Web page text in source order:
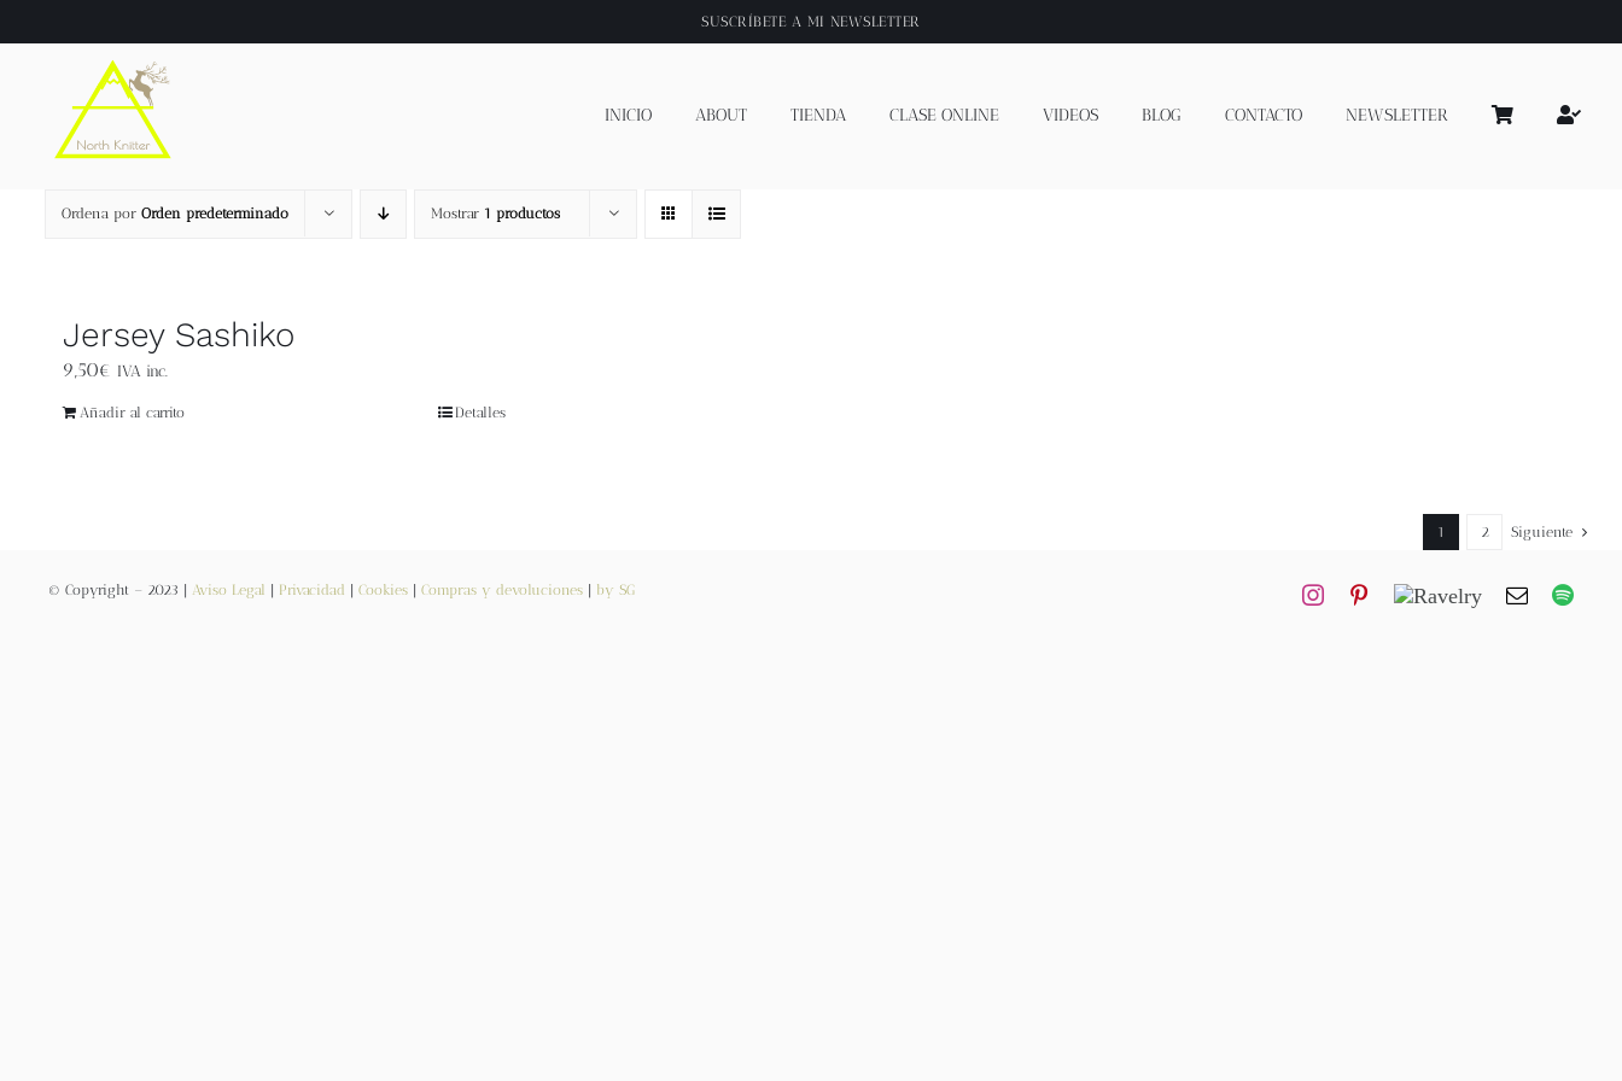
al
SUSCRÍBETE A MI NEWSLETTER
INICIO ABOUT TIENDA CLASE ONLINE VIDEOS BLOG CONTACTO NEWSLETTER
Ordena por Orden predeterminado Mostrar 1 productos
Jersey Sashiko
9,50€ IVA inc.
Añadir al carrito Detalles
1 2 Siguiente
© Copyright – 2023 | Aviso Legal Privacidad Cookies| Compras y devoluciones| by SG